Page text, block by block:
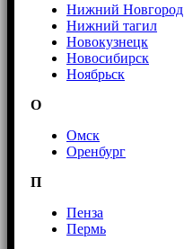
Нижний Новгород
Нижний тагил
Новокузнецк
Новосибирск
Ноябрьск
О
Омск
Оренбург
П
Пенза
Пермь